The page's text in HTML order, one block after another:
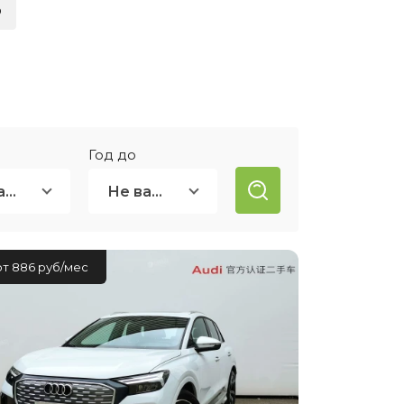
Не важно
Год до
Не важно
886 руб/мес